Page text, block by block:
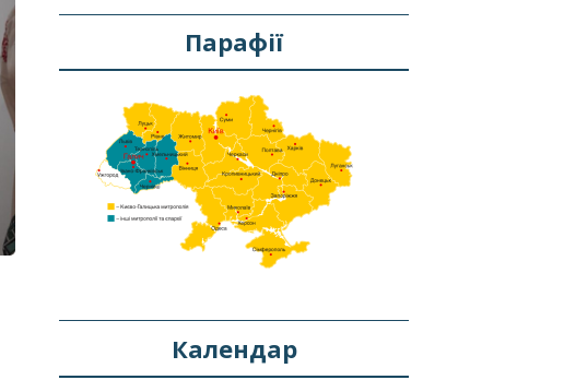
Парафії
Календар